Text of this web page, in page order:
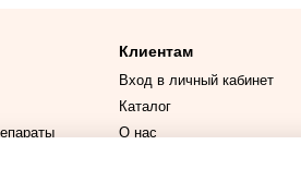
Клиентам
Вход в личный кабинет
Каталог
О нас